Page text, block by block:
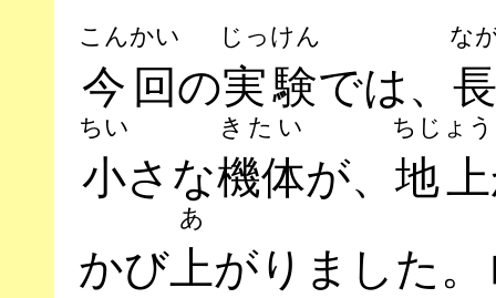
今回
こんかい
の実験
じっけん
では、
な
小
ちい
さな機体
きたい
が、地上
ちじょう
かび上
あ
がりました